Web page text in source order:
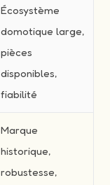
Écosystème
domotique large,
pièces
disponibles,
fiabilité
Marque
historique,
robustesse,